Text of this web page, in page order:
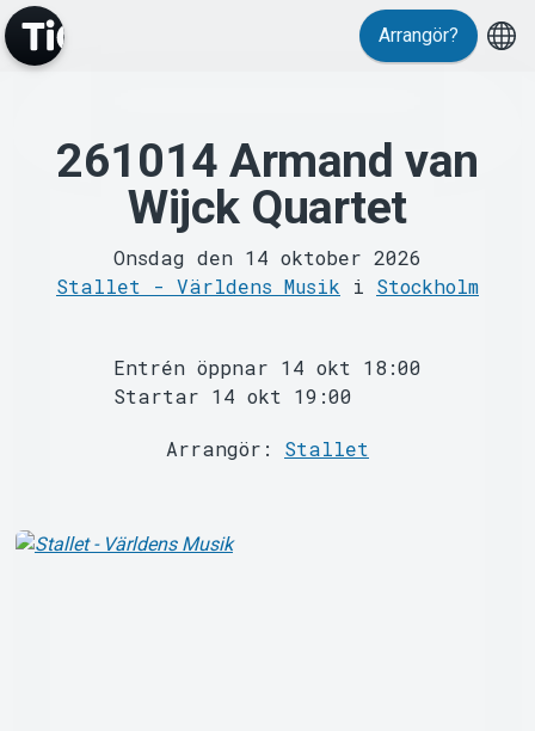
MyTickster
Support
Arrangör?
261014 Armand van
Wijck Quartet
Onsdag den 14 oktober 2026
Stallet - Världens Musik i Stockholm
Entrén öppnar 14 okt 18:00
Startar 14 okt 19:00
Arrangör: Stallet